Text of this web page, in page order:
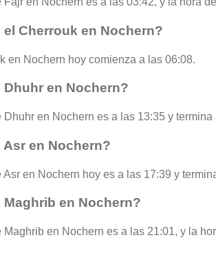
el Cherrouk en Nochern?
en Nochern hoy comienza a las 06:08.
Dhuhr en Nochern?
Dhuhr en Nochern es a las 13:35 y
Asr en Nochern?
Asr en Nochern hoy es a las 17:39 y
Maghrib en Nochern?
Maghrib en Nochern es a las 21:01, y la